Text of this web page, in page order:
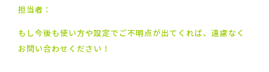
担当者：
もし今後も使い方や設定でご不明点が出てくれば、遠慮なく
お問い合わせください！